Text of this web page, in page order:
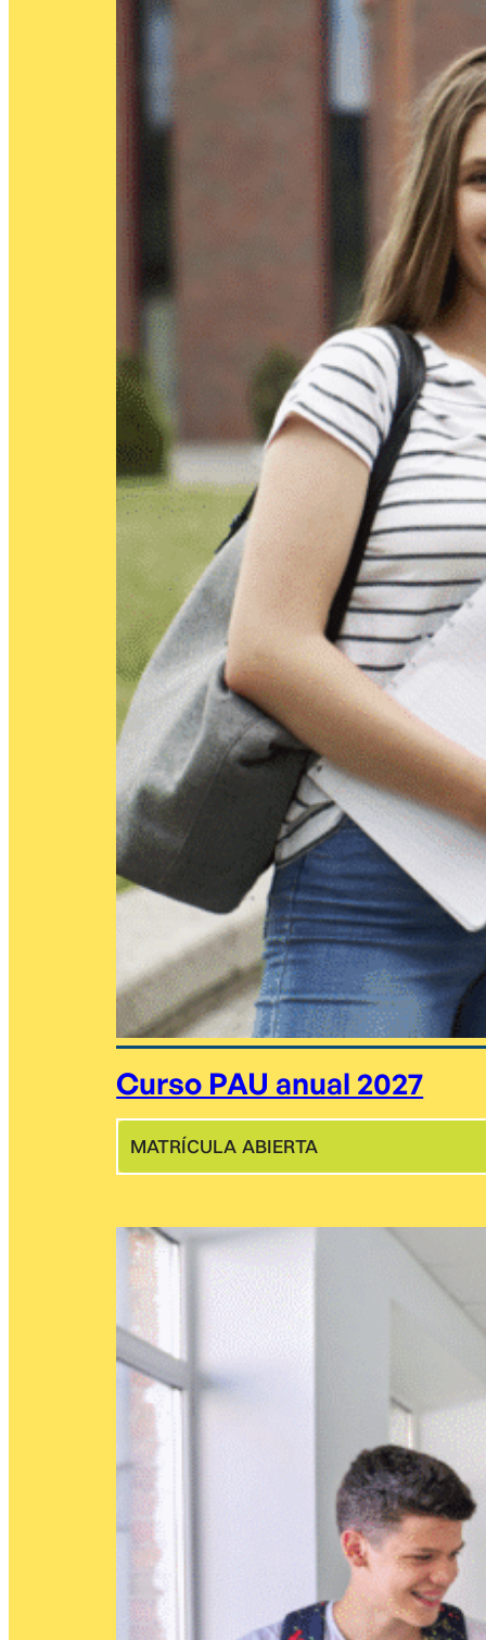
Curso PAU anual 2027
MATRÍCULA ABIERTA